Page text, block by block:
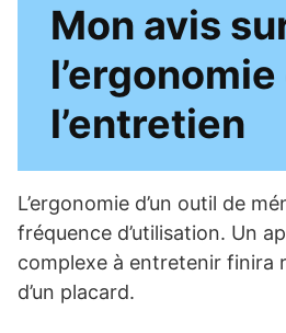
Mon avis
l’entretien
L’ergonomie d’un outil de
fréquence d’utilisation. Un
complexe à entretenir finira
d’un placard.